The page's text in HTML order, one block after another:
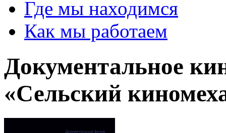
Где мы находимся
Как мы работаем
Документальное
«Сельский